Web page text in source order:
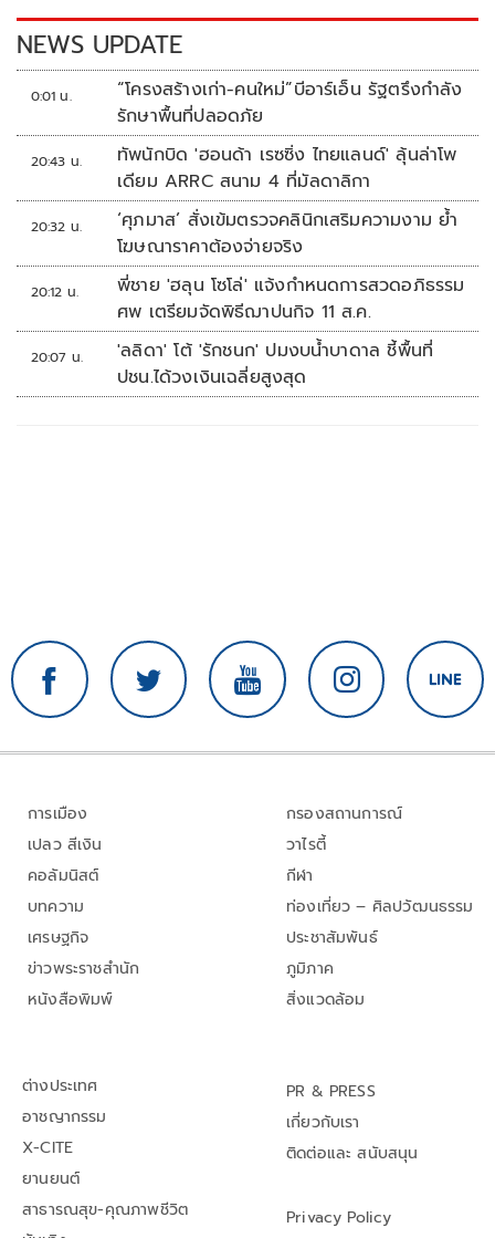
k k
NEWS UPDATE
0:01 น.
“โครงสร้างเก่า-คนใหม่”บีอาร์เอ็น รัฐตรึงกำลัง
รักษาพื้นที่ปลอดภัย
20:43 น.
ทัพนักบิด 'ฮอนด้า เรซซิ่ง ไทยแลนด์' ลุ้นล่าโพ
เดียม ARRC สนาม 4 ที่มัลดาลิกา
20:32 น.
‘ศุภมาส’ สั่งเข้มตรวจคลินิกเสริมความงาม ย้ำ
โฆษณาราคาต้องจ่ายจริง
20:12 น.
พี่ชาย 'ฮลุน โซโล่' แจ้งกำหนดการสวดอภิธรรม
ศพ เตรียมจัดพิธีฌาปนกิจ 11 ส.ค.
20:07 น.
'ลลิดา' โต้ 'รักชนก' ปมงบน้ำบาดาล ชี้พื้นที่
ปชน.ได้วงเงินเฉลี่ยสูงสุด
การเมือง
เปลว สีเงิน
คอลัมนิสต์
บทความ
เศรษฐกิจ
ข่าวพระราชสำนัก
หนังสือพิมพ์
กรองสถานการณ์
วาไรตี้
กีฬา
ท่องเที่ยว – ศิลปวัฒนธรรม
ประชาสัมพันธ์
ภูมิภาค
สิ่งแวดล้อม
ต่างประเทศ
อาชญากรรม
X-CITE
ยานยนต์
สาธารณสุข-คุณภาพชีวิต
PR & PRESS
เกี่ยวกับเรา
ติดต่อและ สนับสนุน
Privacy Policy